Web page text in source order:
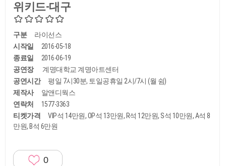
위키드-대구
구분
라이선스
시작일
2016-05-18
종료일
2016-06-19
공연장
계명대학교 계명아트센터
공연시간
평일 7시30분, 토일공휴일 2시/7시 (월 쉼)
제작사
알앤디웍스
연락처
1577-3363
티켓가격
VIP석 14만원, OP석 13만원, R석 12만원, S석 10만원, A석 8
만원, B석 6만원
0